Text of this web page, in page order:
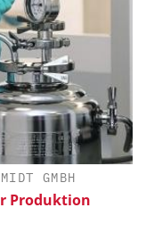
GMBH
Produktion